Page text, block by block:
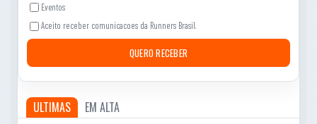
Eventos
Aceito receber comunicacoes da Runners Brasil.
QUERO RECEBER
ULTIMAS EM ALTA